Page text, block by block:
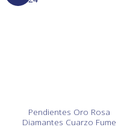
Pendientes Oro Rosa
Diamantes Cuarzo Fume